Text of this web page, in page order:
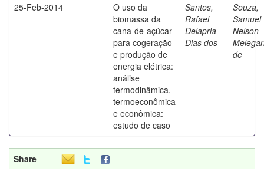
25-Feb-2014
O uso da
biomassa da
cana-de-açúcar
para cogeração
e produção de
energia elétrica:
análise
termodinâmica,
termoeconômica
e econômica:
estudo de caso
Santos,
Rafael
Delapria
Dias dos
Souza,
Samuel
Nelson
de
Share